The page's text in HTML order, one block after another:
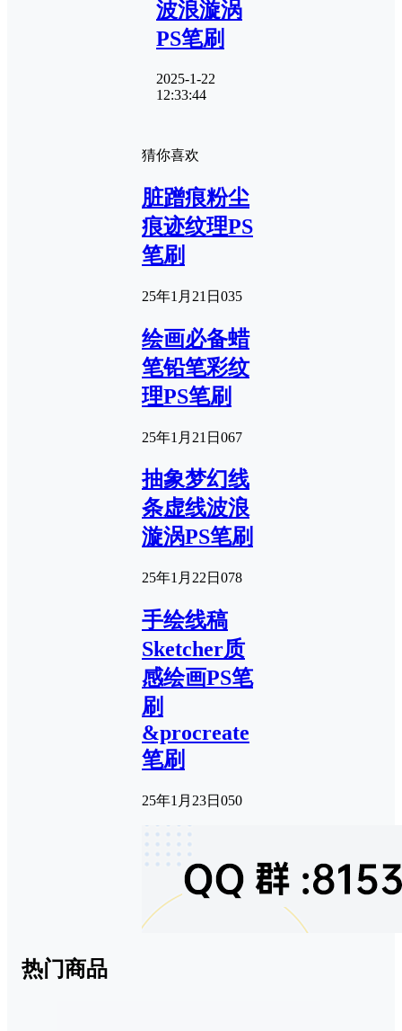
波浪漩涡
PS笔刷
2025-1-22
12:33:44
猜你喜欢
脏蹭痕粉尘
痕迹纹理PS
笔刷
25年1月21日 035
绘画必备蜡
笔铅笔彩纹
理PS笔刷
25年1月21日 067
抽象梦幻线
条虚线波浪
漩涡PS笔刷
25年1月22日 078
手绘线稿
Sketcher质
感绘画PS笔
刷
&procreate
笔刷
25年1月23日 050
热门商品